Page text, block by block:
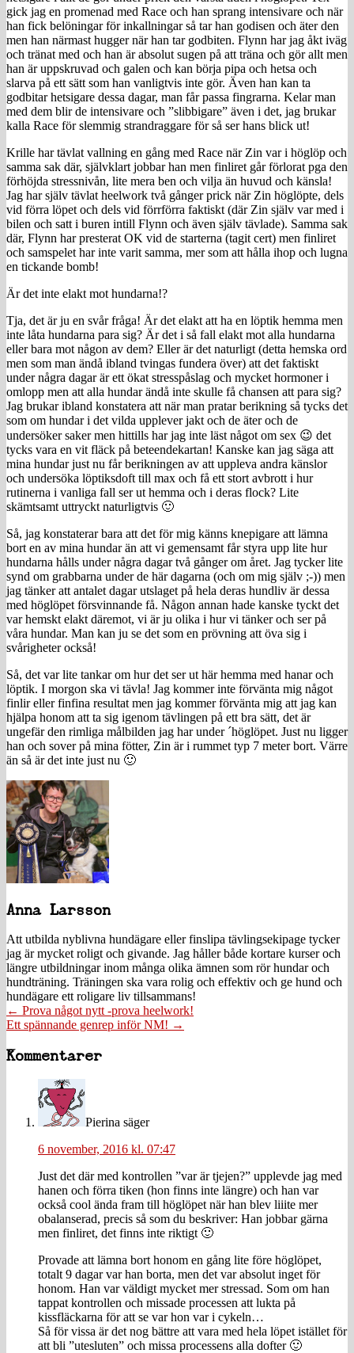
gick jag en promenad med Race och han sprang intensivare och när
han fick belöningar för inkallningar så tar han godisen och äter den
men han närmast hugger när han tar godbiten. Flynn har jag åkt iväg
och tränat med och han är absolut sugen på att träna och gör allt men
han är uppskruvad och galen och kan börja pipa och hetsa och
slarva på ett sätt som han vanligtvis inte gör. Även han kan ta
godbitar hetsigare dessa dagar, man får passa fingrarna. Kelar man
med dem blir de intensivare och ”slibbigare” även i det, jag brukar
kalla Race för slemmig strandraggare för så ser hans blick ut!
Krille har tävlat vallning en gång med Race när Zin var i höglöp och
samma sak där, självklart jobbar han men finliret går förlorat pga den
förhöjda stressnivån, lite mera ben och vilja än huvud och känsla!
Jag har själv tävlat heelwork två gånger prick när Zin höglöpte, dels
vid förra löpet och dels vid förrförra faktiskt (där Zin själv var med i
bilen och satt i buren intill Flynn och även själv tävlade). Samma sak
där, Flynn har presterat OK vid de starterna (tagit cert) men finliret
och samspelet har inte varit samma, mer som att hålla ihop och lugna
en tickande bomb!
Är det inte elakt mot hundarna!?
Tja, det är ju en svår fråga! Är det elakt att ha en löptik hemma men
inte låta hundarna para sig? Är det i så fall elakt mot alla hundarna
eller bara mot någon av dem? Eller är det naturligt (detta hemska ord
men som man ändå ibland tvingas fundera över) att det faktiskt
under några dagar är ett ökat stresspåslag och mycket hormoner i
omlopp men att alla hundar ändå inte skulle få chansen att para sig?
Jag brukar ibland konstatera att när man pratar berikning så tycks det
som om hundar i det vilda upplever jakt och de äter och de
undersöker saker men hittills har jag inte läst något om sex 😉 det
tycks vara en vit fläck på beteendekartan! Kanske kan jag säga att
mina hundar just nu får berikningen av att uppleva andra känslor
och undersöka löptiksdoft till max och få ett stort avbrott i hur
rutinerna i vanliga fall ser ut hemma och i deras flock? Lite
skämtsamt uttryckt naturligtvis 🙂
Så, jag konstaterar bara att det för mig känns knepigare att lämna
bort en av mina hundar än att vi gemensamt får styra upp lite hur
hundarna hålls under några dagar två gånger om året. Jag tycker lite
synd om grabbarna under de här dagarna (och om mig själv ;-)) men
jag tänker att antalet dagar utslaget på hela deras hundliv är dessa
med höglöpet försvinnande få. Någon annan hade kanske tyckt det
var hemskt elakt däremot, vi är ju olika i hur vi tänker och ser på
våra hundar. Man kan ju se det som en prövning att öva sig i
svårigheter också!
Så, det var lite tankar om hur det ser ut här hemma med hanar och
löptik. I morgon ska vi tävla! Jag kommer inte förvänta mig något
finlir eller finfina resultat men jag kommer förvänta mig att jag kan
hjälpa honom att ta sig igenom tävlingen på ett bra sätt, det är
ungefär den rimliga målbilden jag har under ´höglöpet. Just nu ligger
han och sover på mina fötter, Zin är i rummet typ 7 meter bort. Värre
än så är det inte just nu 🙂
Anna Larsson
Att utbilda nyblivna hundägare eller finslipa tävlingsekipage tycker
jag är mycket roligt och givande. Jag håller både kortare kurser och
längre utbildningar inom många olika ämnen som rör hundar och
hundträning. Träningen ska vara rolig och effektiv och ge hund och
hundägare ett roligare liv tillsammans!
Posts
navigation
← Prova något nytt -prova heelwork!
Ett spännande genrep inför NM! →
Läsarkommentarer
Kommentarer
Pierina säger
6 november, 2016 kl. 07:47
Just det där med kontrollen ”var är tjejen?” upplevde jag med
hanen och förra tiken (hon finns inte längre) och han var
också cool ända fram till höglöpet när han blev liiite mer
obalanserad, precis så som du beskriver: Han jobbar gärna
men finliret, det finns inte riktigt 🙂
Provade att lämna bort honom en gång lite före höglöpet,
totalt 9 dagar var han borta, men det var absolut inget för
honom. Han var väldigt mycket mer stressad. Som om han
tappat kontrollen och missade processen att lukta på
kissfläckarna för att se var hon var i cykeln…
Så för vissa är det nog bättre att vara med hela löpet istället för
att bli ”utesluten” och missa processens alla dofter 🙂